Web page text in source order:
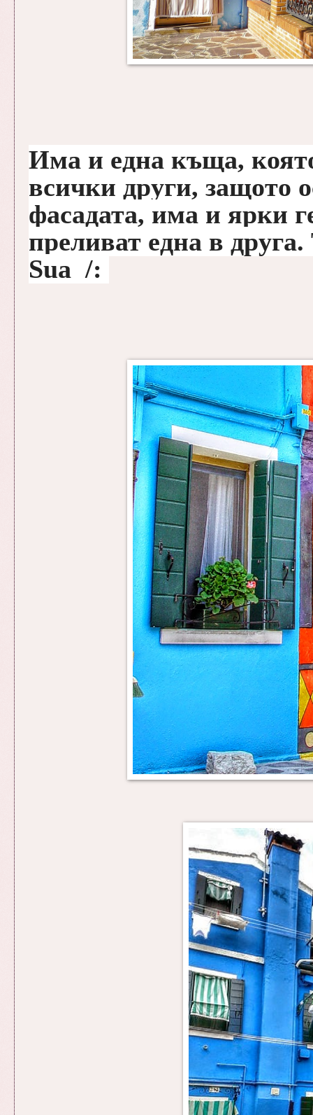
Има и една къща,
всички други, защото
фасадата, има и ярки
преливат една в
Sua /: